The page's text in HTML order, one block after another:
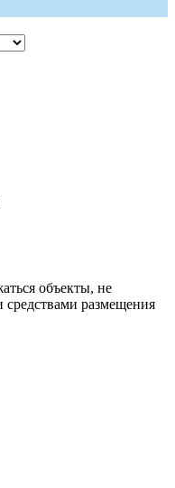
объекты, не
размещения